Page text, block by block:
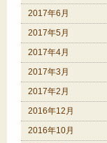
2017年6月
2017年5月
2017年4月
2017年3月
2017年2月
2016年12月
2016年10月